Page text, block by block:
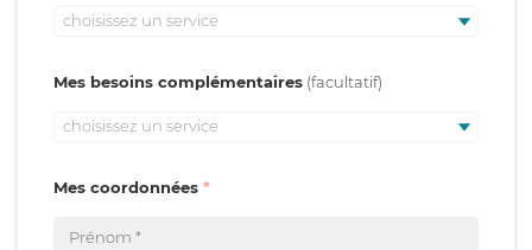
choisissez un service
Mes besoins complémentaires
choisissez un service
Mes coordonnées